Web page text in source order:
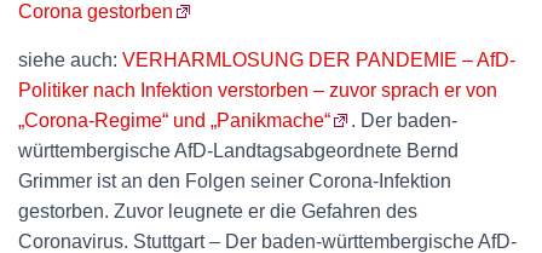
Corona gestorben
siehe auch: VERHARMLOSUNG DER PANDEMIE – AfD-
Politiker nach Infektion verstorben – zuvor sprach er von
„Corona-Regime“ und „Panikmache“
. Der baden-
württembergische AfD-Landtagsabgeordnete Bernd
Grimmer ist an den Folgen seiner Corona-Infektion
gestorben. Zuvor leugnete er die Gefahren des
Coronavirus. Stuttgart – Der baden-württembergische AfD-